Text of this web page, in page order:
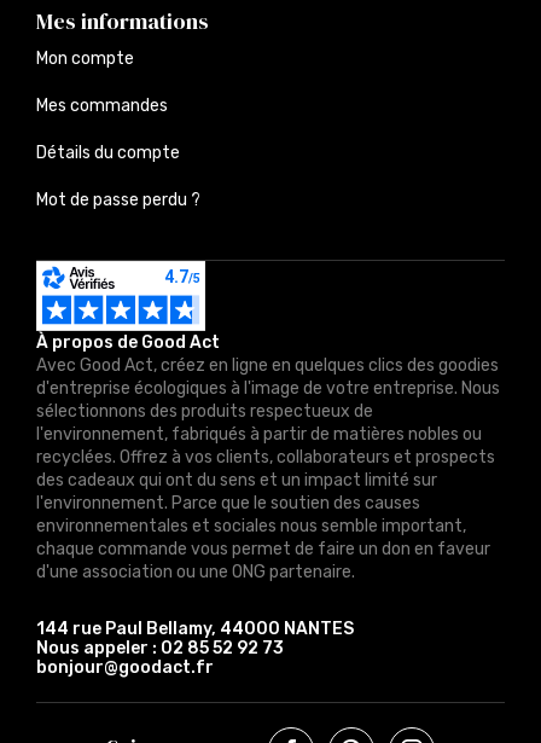
À propos de Good Act
Avec Good Act, créez en ligne en quelques clics des goodies
d'entreprise écologiques à l'image de votre entreprise. Nous
sélectionnons des produits respectueux de
l'environnement, fabriqués à partir de matières nobles ou
recyclées. Offrez à vos clients, collaborateurs et prospects
des cadeaux qui ont du sens et un impact limité sur
l'environnement. Parce que le soutien des causes
environnementales et sociales nous semble important,
chaque commande vous permet de faire un don en faveur
d'une association ou une ONG partenaire.
144 rue Paul Bellamy, 44000 NANTES
Nous appeler : 02 85 52 92 73
bonjour@goodact.fr
Mes informations
Mon compte
Mes commandes
Détails du compte
Mot de passe perdu ?